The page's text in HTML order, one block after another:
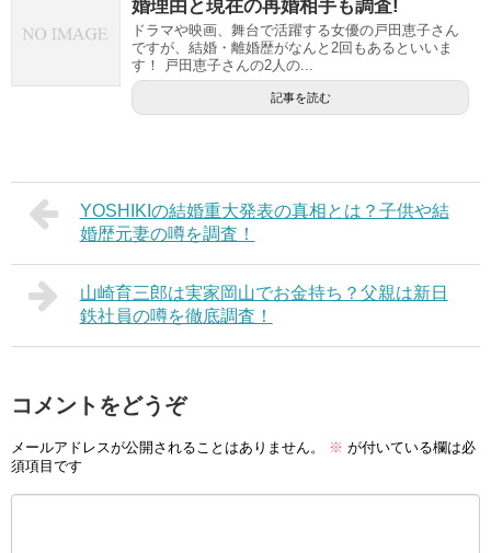
婚理由と現在の再婚相手も調査!
ドラマや映画、舞台で活躍する女優の戸田恵子さん
ですが、結婚・離婚歴がなんと2回もあるといいま
す！ 戸田恵子さんの2人の...
記事を読む
YOSHIKIの結婚重大発表の真相とは？子供や結
婚歴元妻の噂を調査！
山崎育三郎は実家岡山でお金持ち？父親は新日
鉄社員の噂を徹底調査！
コメントをどうぞ
メールアドレスが公開されることはありません。 ※ が付いている欄は必
須項目です